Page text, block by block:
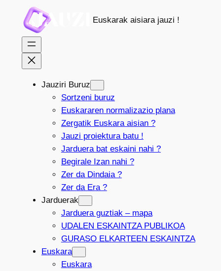
edukira
Euskarak aisiara jauzi !
Jauziri Buruz
Sortzeni buruz
Euskararen normalizazio plana
Zergatik Euskara aisian ?
Jauzi proiektura batu !
Jarduera bat eskaini nahi ?
Begirale Izan nahi ?
Zer da Dindaia ?
Zer da Era ?
Jarduerak
Jarduera guztiak – mapa
UDALEN ESKAINTZA PUBLIKOA
GURASO ELKARTEEN ESKAINTZA
Euskara
Euskara